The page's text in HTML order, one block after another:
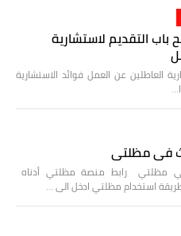
باب التقديم لاستشارية
العاطلين عن العمل فوائد الاستشارية
في مظلتي
مظلتي رابط منصة مظلتي أدناه